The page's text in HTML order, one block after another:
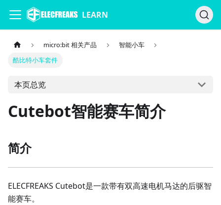
LEARN
micro:bit 相关产品
智能小车
酷比特小车套件
本页总览
Cutebot智能赛车简介
简介
ELECFREAKS Cutebot是一款带有双高速电机马达的后驱智
能赛车。